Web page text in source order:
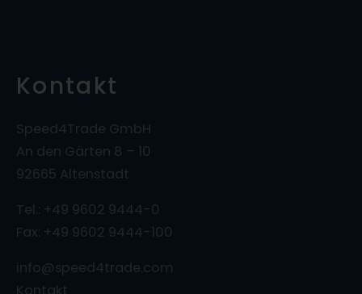
Kontakt
Speed4Trade GmbH
An den Gärten 8 – 10
92665 Altenstadt
Tel.: +49 9602 9444-0
Fax: +49 9602 9444-100
info@speed4trade.com
Kontakt